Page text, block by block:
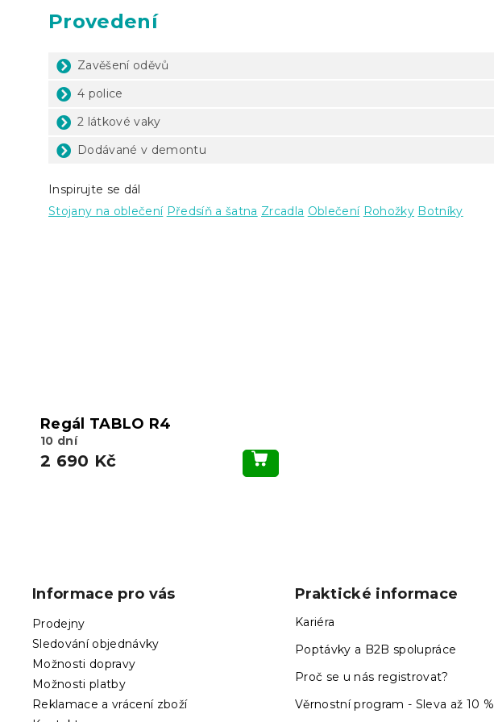
Provedení
Zavěšení oděvů
4 police
2 látkové vaky
Dodávané v demontu
Inspirujte se dál
Stojany na oblečení Předsíň a šatna Zrcadla Oblečení Rohožky Botníky
Regál TABLO R4
10 dní
2 690 Kč
Informace pro vás
Prodejny
Sledování objednávky
Možnosti dopravy
Možnosti platby
Reklamace a vrácení zboží
Praktické informace
Kariéra
Poptávky a B2B spolupráce
Proč se u nás registrovat?
Věrnostní program - Sleva až 10 %